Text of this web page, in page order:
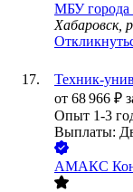
МБУ города
Хабаровск,
Техник-
от 68 966 ₽
Опыт 1-3
Выплаты:
АМАКС